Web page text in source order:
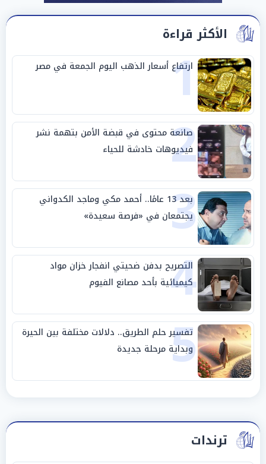
الأكثر قراءة
1
ارتفاع أسعار الذهب اليوم الجمعة في مصر
2
صانعة محتوى في قبضة الأمن بتهمة نشر
فيديوهات خادشة للحياء
3 بعد 13 عامًا.. أحمد مكي وماجد الكدواني
يجتمعان في «فرصة سعيدة»
4
التصريح بدفن ضحيتي انفجار خزان مواد
كيميائية بأحد مصانع الفيوم
5
تفسير حلم الطريق.. دلالات مختلفة بين الحيرة
وبداية مرحلة جديدة
ترندات